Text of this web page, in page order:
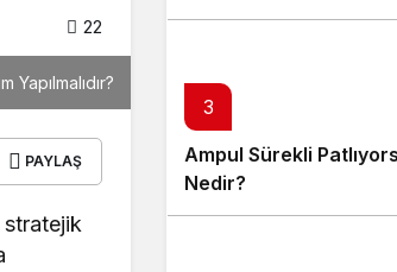
22
Yapılmalıdır?
PAYLAŞ
stratejik
3
Ampul Sürekli
Nedir?